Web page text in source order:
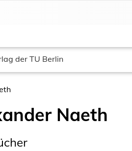
der TU Berlin
Naeth